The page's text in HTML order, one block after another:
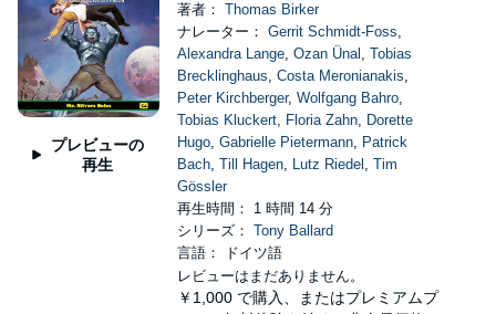
プレビューの
再生
著者： Thomas Birker
ナレーター： Gerrit Schmidt-Foss,
Alexandra Lange, Ozan Ünal , Tobias
Brecklinghaus, Costa Meronianakis,
Peter Kirchberger, Wolfgang Bahro,
Tobias Kluckert, Floria Zahn, Dorette
Hugo, Gabrielle Pietermann, Patrick
Bach, Till Hagen, Lutz Riedel , Tim
Gössler
再生時間： 1 時間 14 分
シリーズ： Tony Ballard
言語： ドイツ語
レビューはまだありません。
￥1,000 で購入、またはプレミアムプ